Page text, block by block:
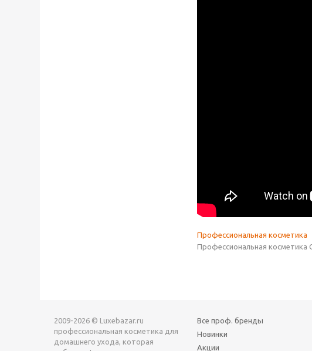
Профессиональная косметика
Профессиональная косметика
2009-2026 © Luxebazar.ru
профессиональная косметика для
домашнего ухода, которая
Все проф. бренды
Новинки
Акции